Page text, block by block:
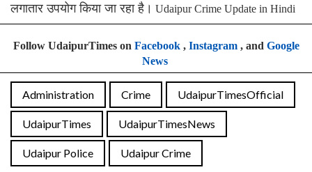
लगातार उपयोग किया जा रहा है। Udaipur Crime Update in Hindi
Follow UdaipurTimes on Facebook, Instagram, and Google
News
Administration Crime UdaipurTimesOfficial
UdaipurTimes UdaipurTimesNews
Udaipur Police Udaipur Crime